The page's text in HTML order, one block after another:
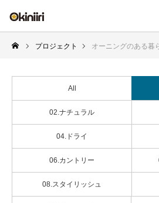
プロジェクト オーニングのある暮
All
02.ナチュラル
04.ドライ
06.カントリー
08.スタイリッシュ